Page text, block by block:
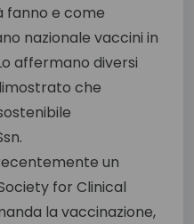
fanno e come
nazionale vaccini in
affermano diversi
che
un
for Clinical
la vaccinazione,